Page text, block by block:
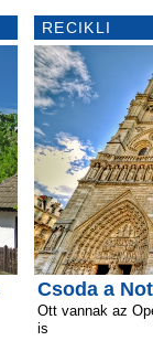
RECIKLI
Csoda a
Ott vannak az
is